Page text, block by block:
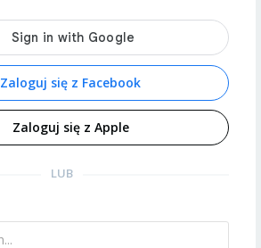
Zaloguj się z Facebook
Zaloguj się z Apple
LUB